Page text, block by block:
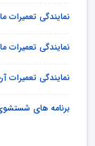
نمایندگی
نمایندگی تعمیرات
نمایندگی تعمیرات
برنامه های